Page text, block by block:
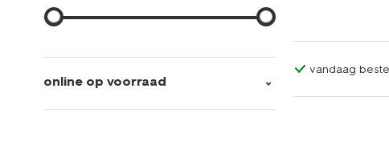
online op voorraad
vandaag